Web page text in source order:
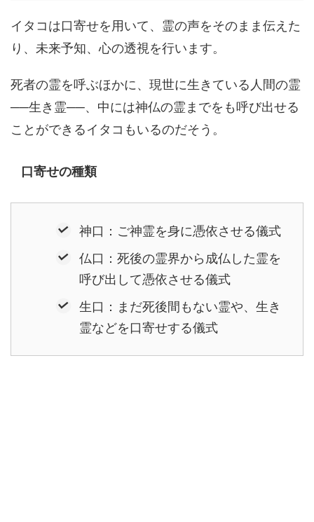
イタコは口寄せを用いて、霊の声をそのまま伝えた
り、未来予知、心の透視を行います。
死者の霊を呼ぶほかに、現世に生きている人間の霊
──生き霊──、中には神仏の霊までをも呼び出せる
ことができるイタコもいるのだそう。
口寄せの種類
神口：ご神霊を身に憑依させる儀式
仏口：死後の霊界から成仏した霊を
呼び出して憑依させる儀式
生口：まだ死後間もない霊や、生き
霊などを口寄せする儀式